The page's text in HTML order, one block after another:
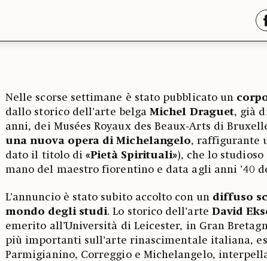
Nelle scorse settimane è stato pubblicato un
dallo storico dell’arte belgaMichel Draguet, già
anni, dei Musées Royaux des Beaux-Arts di
una nuova opera di Michelangelo, raffigurante
dato il titolo di«Pietà Spirituali»), che lo
mano del maestro fiorentino e data agli anni ’40
L’annuncio è stato subito accolto con un diffuso
mondo degli studi. Lo storico dell’arte David
emerito all’Università di Leicester, in Gran
più importanti sull’arte rinascimentale italiana,
Parmigianino, Correggio e Michelangelo,